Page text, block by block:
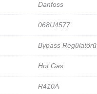
Danfoss
068U4577
Bypass Regülatörü
Hot Gas
R410A